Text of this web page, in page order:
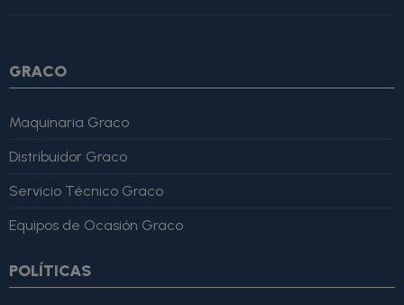
GRACO
Maquinaria Graco
Distribuidor Graco
Servicio Técnico Graco
Equipos de Ocasión Graco
POLÍTICAS